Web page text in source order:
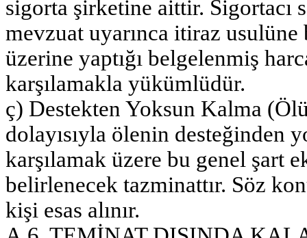
sigorta şirketine aittir. Sigortacı
mevzuat uyarınca itiraz
üzerine yaptığı belgelenmiş
karşılamakla yükümlüdür.
ç) Destekten Yoksun Kalma
dolayısıyla ölenin desteğinden
karşılamak üzere bu genel şart
belirlenecek tazminattır. Söz
kişi esas alınır.